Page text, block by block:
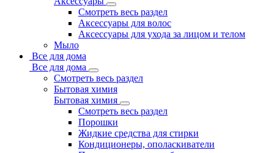
Смотреть весь раздел
Аксессуары для волос
Аксессуары для ухода за лицом и телом
Мыло
Все для дома
Все для дома
Смотреть весь раздел
Бытовая химия
Бытовая химия
Смотреть весь раздел
Порошки
Жидкие средства для стирки
Кондиционеры, ополаскиватели